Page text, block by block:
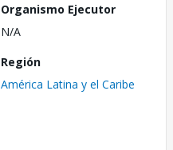
Organismo Ejecutor
N/A
Región
América Latina y el Caribe